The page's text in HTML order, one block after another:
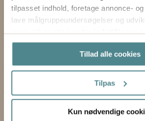
tilpasset indhold, foretage annonce-
lave målgruppeundersøgelser og
mere information underindstillinger
persondatapolitik. Du kan altid trække
tilbage eller ændre indstillinger fra vores
"Cookiedeklaration", eller ved at
Hvis du tillader det, vil vi også gerne:
Indsamle præcise oplysninger
Tillad alle cookies
Tilpas
Kun nødvendige
Kontakt os via formularen